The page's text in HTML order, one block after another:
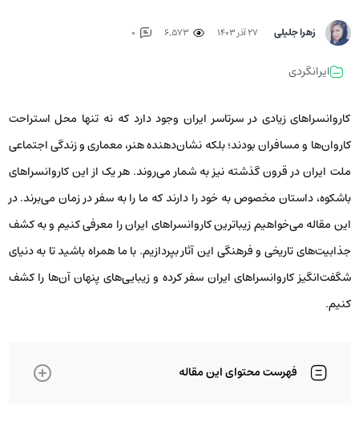
زهرا جلیلی ۲۷ آذر ۱۴۰۳ 6,573
ایرانگردی
کاروانسراهای زیادی در سرتاسر ایران وجود دارد که نه تنها محل استراحت
کاروان‌ها و مسافران بودند؛ بلکه نشان‌دهنده هنر، معماری و زندگی اجتماعی
ملت ایران در قرون گذشته نیز به شمار می‌روند. هر یک از این کاروانسراهای
باشکوه، داستان مخصوص به خود را دارند که ما را به سفر در زمان می‌برند. در
این مقاله می‌خواهیم زیباترین کاروانسراهای ایران را معرفی کنیم و به کشف
جذابیت‌های تاریخی و فرهنگی این آثار بپردازیم. با ما همراه باشید تا به دنیای
شگفت‌انگیز کاروانسراهای ایران سفر کرده و زیبایی‌های پنهان آن‌ها را کشف
کنیم.
فهرست محتوای این مقاله